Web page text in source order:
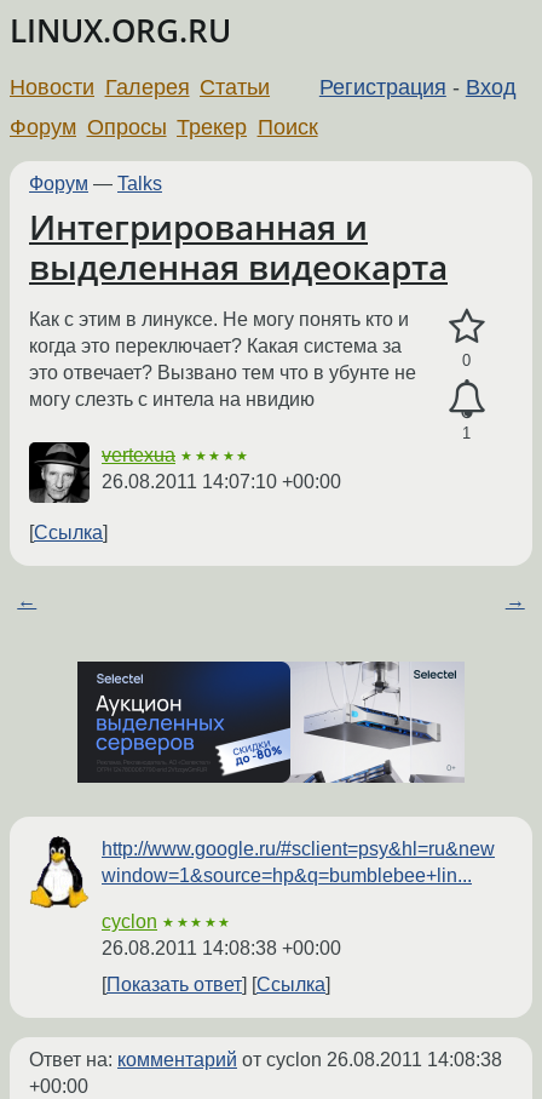
LINUX.ORG.RU
Регистрация - Вход
Новости Галерея Статьи
Форум Опросы Трекер Поиск
Форум — Talks
Интегрированная и
выделенная видеокарта
0
1
Как с этим в линуксе. Не могу понять кто и
когда это переключает? Какая система за
это отвечает? Вызвано тем что в убунте не
могу слезть с интела на нвидию
vertexua ★★★★★
26.08.2011 14:07:10 +00:00
Ссылка
← →
http://www.google.ru/#sclient=psy&hl=ru&new
window=1&source=hp&q=bumblebee+lin...
cyclon ★★★★★
26.08.2011 14:08:38 +00:00
Показать ответ
Ссылка
Ответ на: комментарий от cyclon 26.08.2011 14:08:38
+00:00